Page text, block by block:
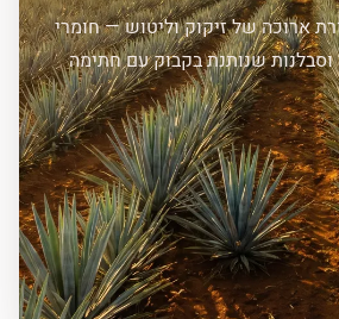
ארוכה של זיקוק וליטוש — חומרי
וסבלנות שנותנת בקבוק עם חתימה